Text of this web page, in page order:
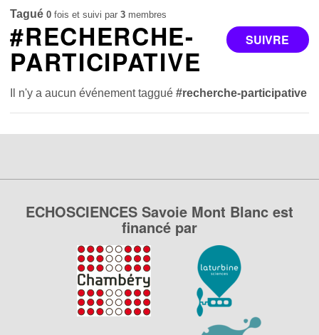
Tagué 0 fois et suivi par3 membres
SUIVRE
#RECHERCHE-
PARTICIPATIVE
Il n'y a aucun événement taggué#recherche-participative
ECHOSCIENCES Savoie Mont Blanc est
financé par